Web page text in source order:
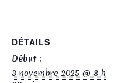
DÉTAILS
Début :
3 novembre 2025 @ 8 h